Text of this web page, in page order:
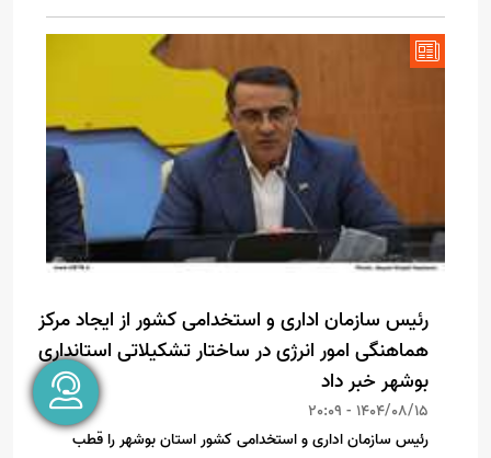
رئیس سازمان اداری و استخدامی کشور از ایجاد مرکز
هماهنگی امور انرژی در ساختار تشکیلاتی استانداری
بوشهر خبر داد
1404/08/15 - 20:09
رئیس سازمان اداری و استخدامی کشور استان بوشهر را قطب